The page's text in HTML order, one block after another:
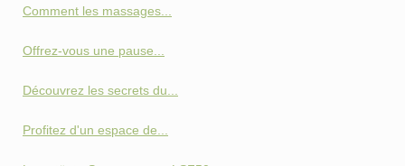
Comment les massages...
Offrez-vous une pause...
Découvrez les secrets du...
Profitez d'un espace de...